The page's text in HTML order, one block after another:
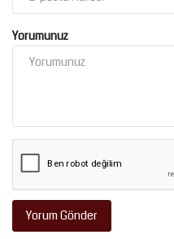
Yorumunuz
Yorum Gönder